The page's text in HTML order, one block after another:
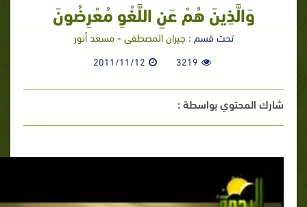
وَالَّذِينَ هُمْ عَنِ اللَّغْوِ مُعْرِضُونَ
تحت قسم : جيران المصطفى - مسعد أنور
3219
2011/11/12
شارك المحتوي بواسطة :